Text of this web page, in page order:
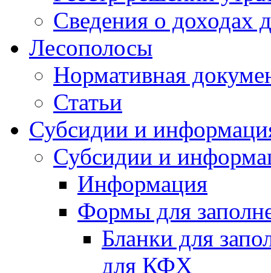
Сведения о доходах
Лесополосы
Нормативная
Статьи
Субсидии и
Субсидии и
Информация
Формы для
Бланки для
для КФХ